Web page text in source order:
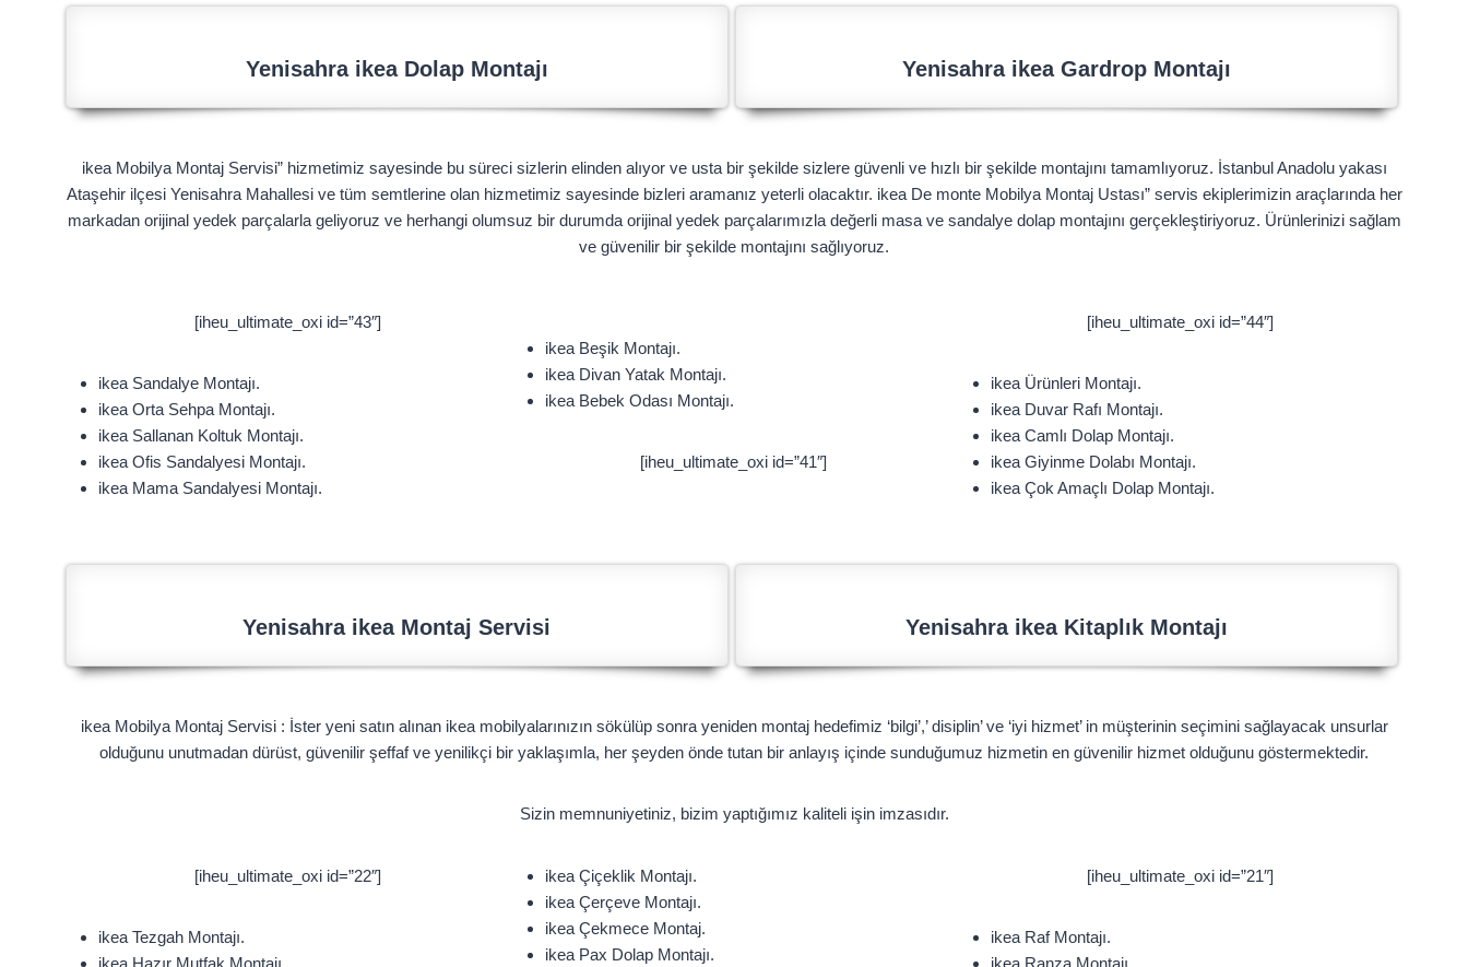
Yenisahra ikea Dolap Montajı Yenisahra ikea Gardrop Montajı
ikea Mobilya Montaj Servisi” hizmetimiz sayesinde bu süreci sizlerin elinden alıyor ve usta bir şekilde sizlere güvenli ve hızlı bir şekilde montajını tamamlıyoruz. İstanbul Anadolu yakası
Ataşehir ilçesi Yenisahra Mahallesi ve tüm semtlerine olan hizmetimiz sayesinde bizleri aramanız yeterli olacaktır. ikea De monte Mobilya Montaj Ustası” servis ekiplerimizin araçlarında her
markadan orijinal yedek parçalarla geliyoruz ve herhangi olumsuz bir durumda orijinal yedek parçalarımızla değerli masa ve sandalye dolap montajını gerçekleştiriyoruz. Ürünlerinizi sağlam
ve güvenilir bir şekilde montajını sağlıyoruz.
[iheu_ultimate_oxi id=”43″]
ikea Sandalye Montajı.
ikea Orta Sehpa Montajı.
ikea Sallanan Koltuk Montajı.
ikea Ofis Sandalyesi Montajı.
ikea Mama Sandalyesi Montajı.
ikea Beşik Montajı.
ikea Divan Yatak Montajı.
ikea Bebek Odası Montajı.
[iheu_ultimate_oxi id=”41″]
[iheu_ultimate_oxi id=”44″]
ikea Ürünleri Montajı.
ikea Duvar Rafı Montajı.
ikea Camlı Dolap Montajı.
ikea Giyinme Dolabı Montajı.
ikea Çok Amaçlı Dolap Montajı.
Yenisahra ikea Montaj Servisi Yenisahra ikea Kitaplık Montajı
ikea Mobilya Montaj Servisi : İster yeni satın alınan ikea mobilyalarınızın sökülüp sonra yeniden montaj hedefimiz ‘bilgi’,’ disiplin’ ve ‘iyi hizmet’ in müşterinin seçimini sağlayacak unsurlar
olduğunu unutmadan dürüst, güvenilir şeffaf ve yenilikçi bir yaklaşımla, her şeyden önde tutan bir anlayış içinde sunduğumuz hizmetin en güvenilir hizmet olduğunu göstermektedir.
Sizin memnuniyetiniz, bizim yaptığımız kaliteli işin imzasıdır.
[iheu_ultimate_oxi id=”22″]
ikea Tezgah Montajı.
ikea Hazır Mutfak Montajı.
ikea Çiçeklik Montajı.
ikea Çerçeve Montajı.
ikea Çekmece Montaj.
ikea Pax Dolap Montajı.
[iheu_ultimate_oxi id=”21″]
ikea Raf Montajı.
ikea Ranza Montajı.